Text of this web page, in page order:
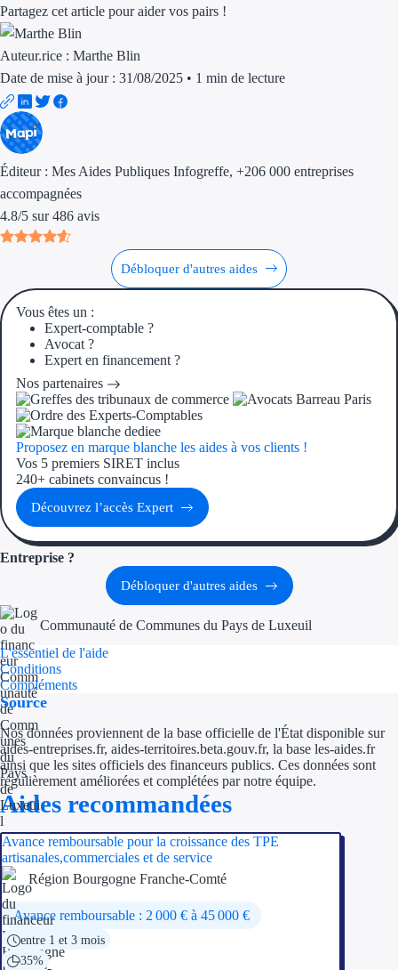
Aides Région
Aides Européennes
Accompagnement
Ressources
Nos guides
Nos partenaires
Contactez-nous
Partagez cet article pour aider vos pairs !
Auteur.rice : Marthe Blin
Date de mise à jour : 31/08/2025 • 1 min de lecture
Éditeur : Mes Aides Publiques Infogreffe, +206 000 entreprises
accompagnées
4.8/5 sur 486 avis
Débloquer d'autres aides
Vous êtes un :
Expert-comptable ?
Avocat ?
Expert en financement ?
Nos partenaires
Proposez en marque blanche les aides à vos clients !
Vos 5 premiers SIRET inclus
240+ cabinets convaincus !
Découvrez l’accès Expert
Entreprise ?
Débloquer d'autres aides
Communauté de Communes du Pays de Luxeuil
L'essentiel de l'aide
Conditions
Compléments
Source
Nos données proviennent de la base officielle de l'État disponible sur
aides-entreprises.fr, aides-territoires.beta.gouv.fr, la base les-aides.fr
ainsi que les sites officiels des financeurs publics. Ces données sont
régulièrement améliorées et complétées par notre équipe.
Aides recommandées
Avance remboursable pour la croissance des TPE
artisanales,commerciales et de service
Région Bourgogne Franche-Comté
Avance remboursable : 2 000 € à 45 000 €
entre 1 et 3 mois
35%